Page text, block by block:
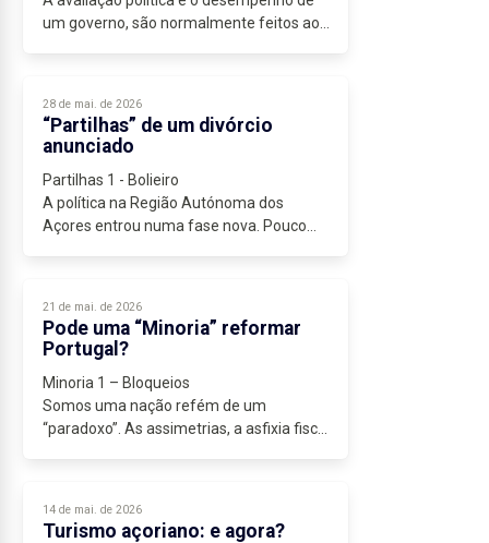
um governo, são normalmente feitos ao
28 de mai. de 2026
“Partilhas” de um divórcio
anunciado
Partilhas 1 - Bolieiro
A política na Região Autónoma dos
Açores entrou numa fase nova. Pouco
21 de mai. de 2026
Pode uma “Minoria” reformar
Portugal?
Minoria 1 – Bloqueios
Somos uma nação refém de um
“paradoxo”. As assimetrias, a asfixia fiscal
14 de mai. de 2026
Turismo açoriano: e agora?